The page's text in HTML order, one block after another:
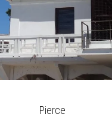
Pierce